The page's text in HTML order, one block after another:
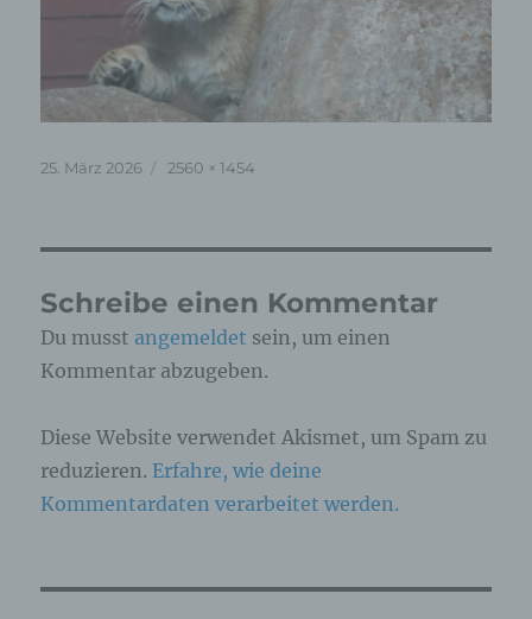
Veröffentlicht
25. März 2026 Originalgröße
2560 × 1454
Schreibe einen Kommentar
Du musst angemeldet sein, um einen
Kommentar abzugeben.
Diese Website verwendet Akismet, um Spam zu
reduzieren. Erfahre, wie deine
Kommentardaten verarbeitet werden.